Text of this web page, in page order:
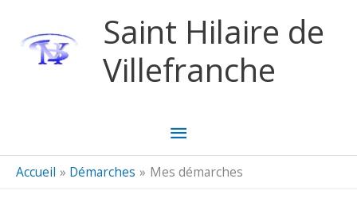
Saint Hilaire de
Villefranche
Menu
principal
Accueil Démarches Mes démarches